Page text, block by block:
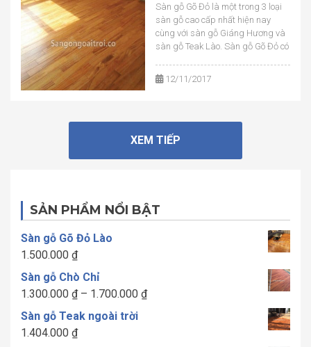
Sàn gỗ Gõ Đỏ là một trong 3 loại
sàn gỗ cao cấp nhất hiện nay
cùng với sàn gỗ Giáng Hương và
sàn gỗ Teak Lào. Sàn gỗ Gõ Đỏ có
mo, giãn nở cùng với vân gỗ lớn,
sắc nét và đẹp mắt, càng dùng
12/11/2017
XEM TIẾP
SẢN PHẨM NỔI BẬT
Sàn gỗ Gõ Đỏ Lào
1.500.000 ₫
Sàn gỗ Chò Chỉ
1.300.000 ₫ – 1.700.000 ₫Khoảng
Sàn gỗ Teak ngoài trời
1.404.000 ₫